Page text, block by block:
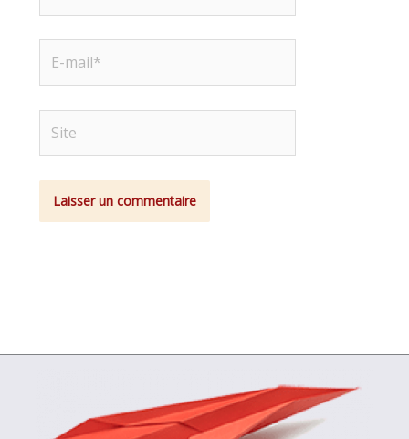
mail*